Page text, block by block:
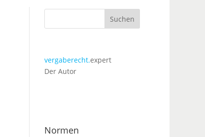
Suchen
vergaberecht.expert
Der Autor
Normen